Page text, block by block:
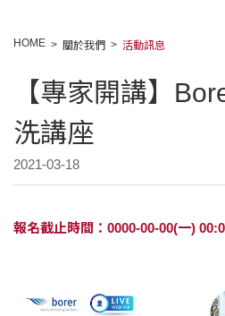
HOME 關於我們 活動訊息
【專家開講】
洗講座
2021-03-18
報名截止時間：0000-00-00(一)